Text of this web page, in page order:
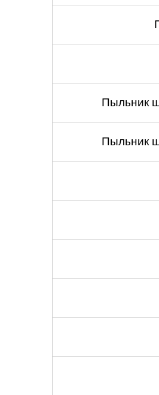
Пыльник
Пыльник